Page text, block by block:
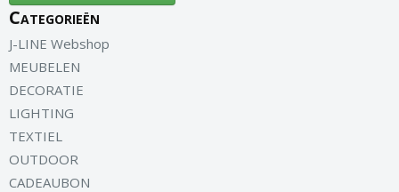
Categorieën
J-LINE Webshop
MEUBELEN
DECORATIE
LIGHTING
TEXTIEL
OUTDOOR
CADEAUBON